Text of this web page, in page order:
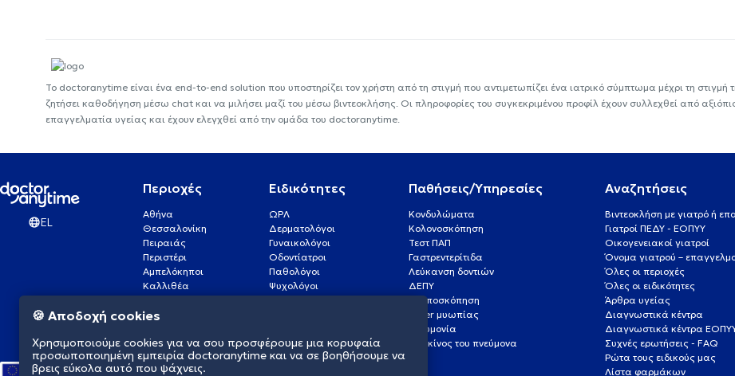
Το doctoranytime είναι ένα end-to-end solution που υποστηρίζει τον χρήστη από τη στιγμή που αντιμετωπίζει ένα ιατρικό σύμπτωμα μέχρι τη στιγμή
ζητήσει καθοδήγηση μέσω chat και να μιλήσει μαζί του μέσω βιντεοκλήσης. Οι πληροφορίες του συγκεκριμένου προφίλ έχουν συλλεχθεί από
επαγγελματία υγείας και έχουν ελεγχθεί από την ομάδα του doctoranytime.
EL
Περιοχές
Αθήνα
Θεσσαλονίκη
Πειραιάς
Περιστέρι
Αμπελόκηποι
Καλλιθέα
Γλυφάδα
Νέα Σμύρνη
Ειδικότητες
ΩΡΛ
Δερματολόγοι
Γυναικολόγοι
Οδοντίατροι
Παθολόγοι
Ψυχολόγοι
Καρδιολόγοι
Παθήσεις/Υπηρεσίες
Κονδυλώματα
Κολονοσκόπηση
Τεστ ΠΑΠ
Γαστρεντερίτιδα
Λεύκανση δοντιών
ΔΕΠΥ
Κολποσκόπηση
Laser μυωπίας
Πνευμονία
Καρκίνος του πνεύμονα
Αναζητήσεις
Βιντεοκλήση με γιατρό ή
Γιατροί ΠΕΔΥ - ΕΟΠΥΥ
Οικογενειακοί γιατροί
Όνομα γιατρού –
Όλες οι περιοχές
Όλες οι ειδικότητες
Άρθρα υγείας
Διαγνωστικά κέντρα
Διαγνωστικά κέντρα
Συχνές ερωτήσεις - FAQ
Ρώτα τους ειδικούς μας
Λίστα φαρμάκων
🍪 Αποδοχή cookies
Χρησιμοποιούμε cookies για να σου προσφέρουμε μια κορυφαία
προσωποποιημένη εμπειρία doctoranytime και να σε βοηθήσουμε να
βρεις εύκολα αυτό που ψάχνεις.